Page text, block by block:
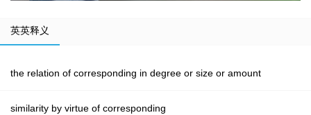
英英释义
the relation of corresponding in degree or size or amount
similarity by virtue of corresponding